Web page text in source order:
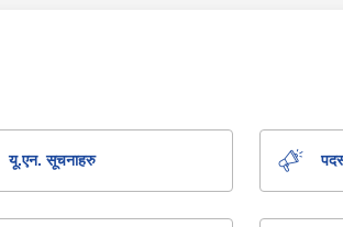
यू.एन. सूचनाहरु